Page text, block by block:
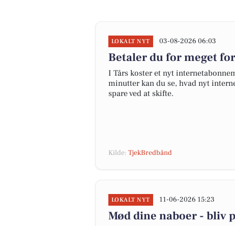
LOKALT NYT 03-08-2026 06:03
Betaler du for meget
I Tårs koster et nyt
minutter kan du se, hvad nyt
spare ved at skifte.
Kilde: TjekBredbånd
LOKALT NYT 11-06-2026 15:23
Mød dine naboer - bliv